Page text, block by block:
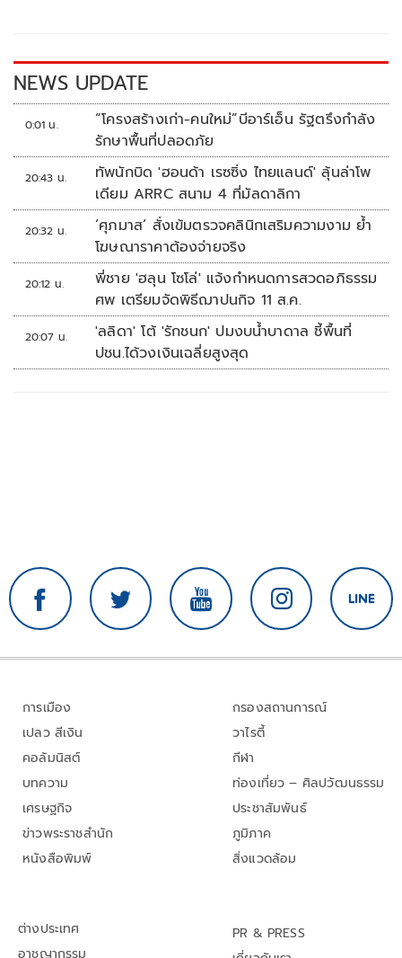
k k
NEWS UPDATE
0:01 น.
“โครงสร้างเก่า-คนใหม่”บีอาร์เอ็น รัฐตรึงกำลัง
รักษาพื้นที่ปลอดภัย
20:43 น.
ทัพนักบิด 'ฮอนด้า เรซซิ่ง ไทยแลนด์' ลุ้นล่าโพ
เดียม ARRC สนาม 4 ที่มัลดาลิกา
20:32 น.
‘ศุภมาส’ สั่งเข้มตรวจคลินิกเสริมความงาม ย้ำ
โฆษณาราคาต้องจ่ายจริง
20:12 น.
พี่ชาย 'ฮลุน โซโล่' แจ้งกำหนดการสวดอภิธรรม
ศพ เตรียมจัดพิธีฌาปนกิจ 11 ส.ค.
20:07 น.
'ลลิดา' โต้ 'รักชนก' ปมงบน้ำบาดาล ชี้พื้นที่
ปชน.ได้วงเงินเฉลี่ยสูงสุด
การเมือง
เปลว สีเงิน
คอลัมนิสต์
บทความ
เศรษฐกิจ
ข่าวพระราชสำนัก
หนังสือพิมพ์
กรองสถานการณ์
วาไรตี้
กีฬา
ท่องเที่ยว – ศิลปวัฒนธรรม
ประชาสัมพันธ์
ภูมิภาค
สิ่งแวดล้อม
ต่างประเทศ
อาชญากรรม
PR & PRESS